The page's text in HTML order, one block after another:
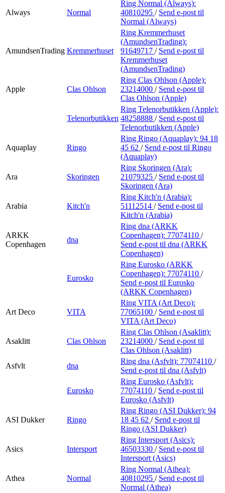
Always Normal
Ring Normal (Always):
40810295 / Send e-post til
Normal (Always)
AmundsenTrading Kremmerhuset
Ring Kremmerhuset
(AmundsenTrading):
91649717 / Send e-post til
Kremmerhuset
(AmundsenTrading)
Apple Clas Ohlson
Ring Clas Ohlson (Apple):
23214000 / Send e-post til
Clas Ohlson (Apple)
Telenorbutikken
Ring Telenorbutikken (Apple):
48258888 / Send e-post til
Telenorbutikken (Apple)
Aquaplay Ringo
Ring Ringo (Aquaplay): 94 18
45 62 / Send e-post til Ringo
(Aquaplay)
Ara Skoringen
Ring Skoringen (Ara):
21079325 / Send e-post til
Skoringen (Ara)
Arabia Kitch'n
Ring Kitch'n (Arabia):
51112514 / Send e-post til
Kitch'n (Arabia)
ARKK
Copenhagen
dna
Ring dna (ARKK
Copenhagen): 77074110 /
Send e-post til dna (ARKK
Copenhagen)
Eurosko
Ring Eurosko (ARKK
Copenhagen): 77074110 /
Send e-post til Eurosko
(ARKK Copenhagen)
Art Deco VITA
Ring VITA (Art Deco):
77065100 / Send e-post til
VITA (Art Deco)
Asaklitt Clas Ohlson
Ring Clas Ohlson (Asaklitt):
23214000 / Send e-post til
Clas Ohlson (Asaklitt)
Asfvlt
dna
Ring dna (Asfvlt): 77074110 /
Send e-post til dna (Asfvlt)
Eurosko
Ring Eurosko (Asfvlt):
77074110 / Send e-post til
Eurosko (Asfvlt)
ASI Dukker Ringo
Ring Ringo (ASI Dukker): 94
18 45 62 / Send e-post til
Ringo (ASI Dukker)
Asics Intersport
Ring Intersport (Asics):
46503330 / Send e-post til
Intersport (Asics)
Athea Normal
Ring Normal (Athea):
40810295 / Send e-post til
Normal (Athea)